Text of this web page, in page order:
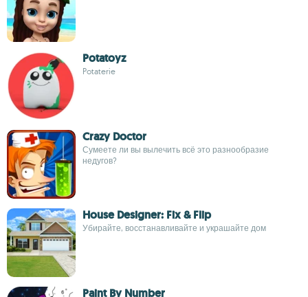
Potatoyz
Potaterie
Crazy Doctor
Сумеете ли вы вылечить всё это разнообразие
недугов?
House Designer: Fix & Flip
Убирайте, восстанавливайте и украшайте дом
Paint By Number